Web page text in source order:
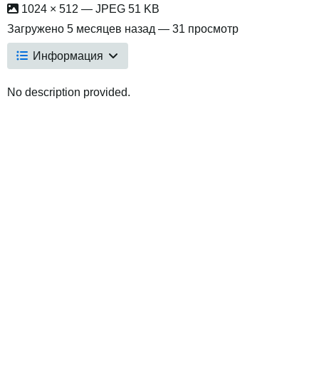
1024 × 512 — JPEG 51 KB
Загружено 5 месяцев назад — 31 просмотр
Информация
No description provided.